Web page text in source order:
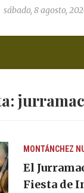
sábado, 8 agosto,
MONTÁNCHEZ
El
Fiesta de